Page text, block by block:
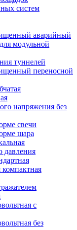
систем
аварийный
модульной
туннелей
переносной
напряжения без
свечи
шара
давления
с
без